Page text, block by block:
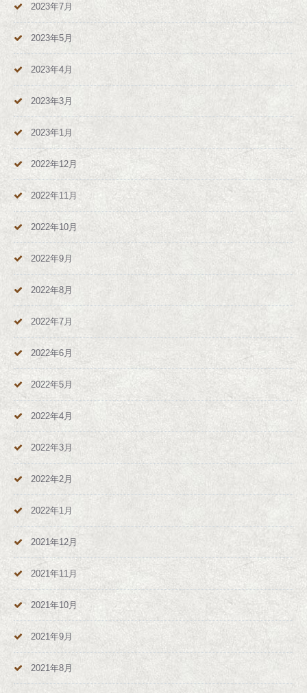
2023年7月
2023年5月
2023年4月
2023年3月
2023年1月
2022年12月
2022年11月
2022年10月
2022年9月
2022年8月
2022年7月
2022年6月
2022年5月
2022年4月
2022年3月
2022年2月
2022年1月
2021年12月
2021年11月
2021年10月
2021年9月
2021年8月